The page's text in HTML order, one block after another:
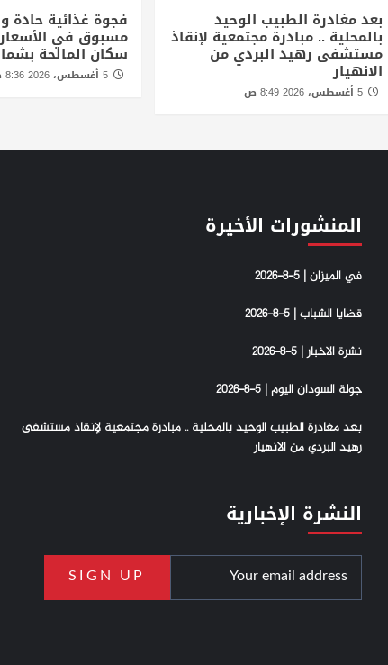
بعد مغادرة الطبيب الوحيد
بالمحلية .. مبادرة مجتمعية لإنقاذ
مستشفى رهيد البردي من
الانهيار
5 أغسطس، 2026 8:49 ص
فجوة غذائية حادة
مسبوق في
سكان المالحة
المنشورات الأخيرة
في الميزان | 5-8-2026
قضايا الشباب | 5-8-2026
نشرة الاخبار | 5-8-2026
جولة السودان اليوم | 5-8-2026
بعد مغادرة الطبيب الوحيد بالمحلية .. مبادرة مجتمعية لإنقاذ مستشفى
رهيد البردي من الانهيار
النشرة الإخبارية